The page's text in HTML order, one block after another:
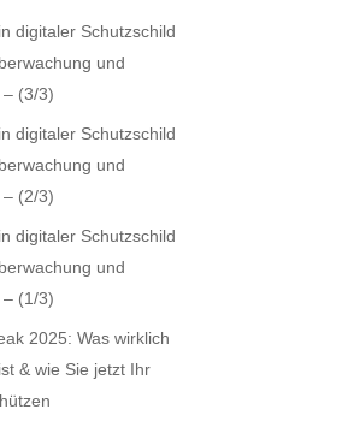
digitaler Schutzschild
und
(3/3)
digitaler Schutzschild
und
(2/3)
digitaler Schutzschild
und
(1/3)
2025: Was wirklich
& wie Sie jetzt Ihr